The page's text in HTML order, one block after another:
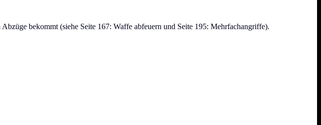
bekommt (siehe Seite 167: Waffe abfeuern und Seite 195: Mehrfachangriffe).